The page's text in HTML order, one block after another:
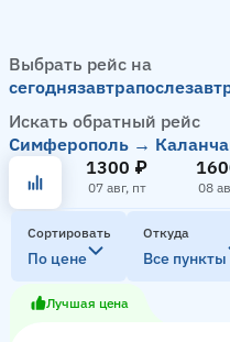
Выбрать рейс на
сегоднязавтра
Искать обратный рейс
Симферополь →
1300 ₽
07 авг, пт 08
Сортировать
По цене
Откуда
Все пункты
Лучшая цена